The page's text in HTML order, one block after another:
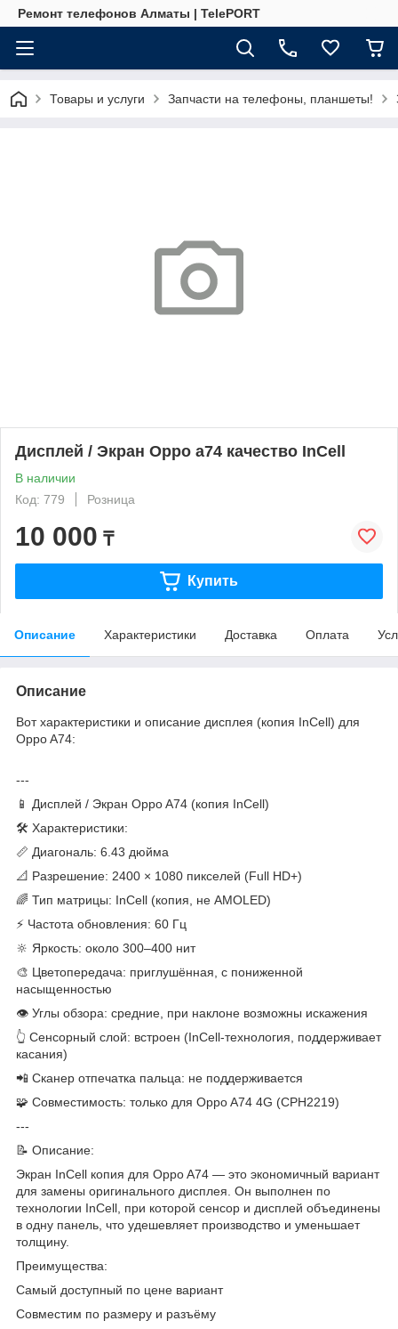
Ремонт телефонов Алматы | TelePORT
Товары и услуги Запчасти на телефоны, планшеты!
Дисплей / Экран Oppo a74 качеcтво InCell
В наличии
Код: 779
Розница
10 000 ₸
Купить
Описание Характеристики Доставка Оплата
Описание
Вот характеристики и описание дисплея (копия InCell) для
Oppo A74:
---
📱 Дисплей / Экран Oppo A74 (копия InCell)
🛠 Характеристики:
📏 Диагональ: 6.43 дюйма
📐 Разрешение: 2400 × 1080 пикселей (Full HD+)
🌈 Тип матрицы: InCell (копия, не AMOLED)
⚡ Частота обновления: 60 Гц
🔆 Яркость: около 300–400 нит
🎨 Цветопередача: приглушённая, с пониженной
насыщенностью
👁 Углы обзора: средние, при наклоне возможны искажения
👆 Сенсорный слой: встроен (InCell-технология, поддерживает
касания)
📲 Сканер отпечатка пальца: не поддерживается
🧩 Совместимость: только для Oppo A74 4G (CPH2219)
---
📝 Описание:
Экран InCell копия для Oppo A74 — это экономичный вариант
для замены оригинального дисплея. Он выполнен по
технологии InCell, при которой сенсор и дисплей объединены
в одну панель, что удешевляет производство и уменьшает
толщину.
Преимущества:
Самый доступный по цене вариант
Совместим по размеру и разъёму